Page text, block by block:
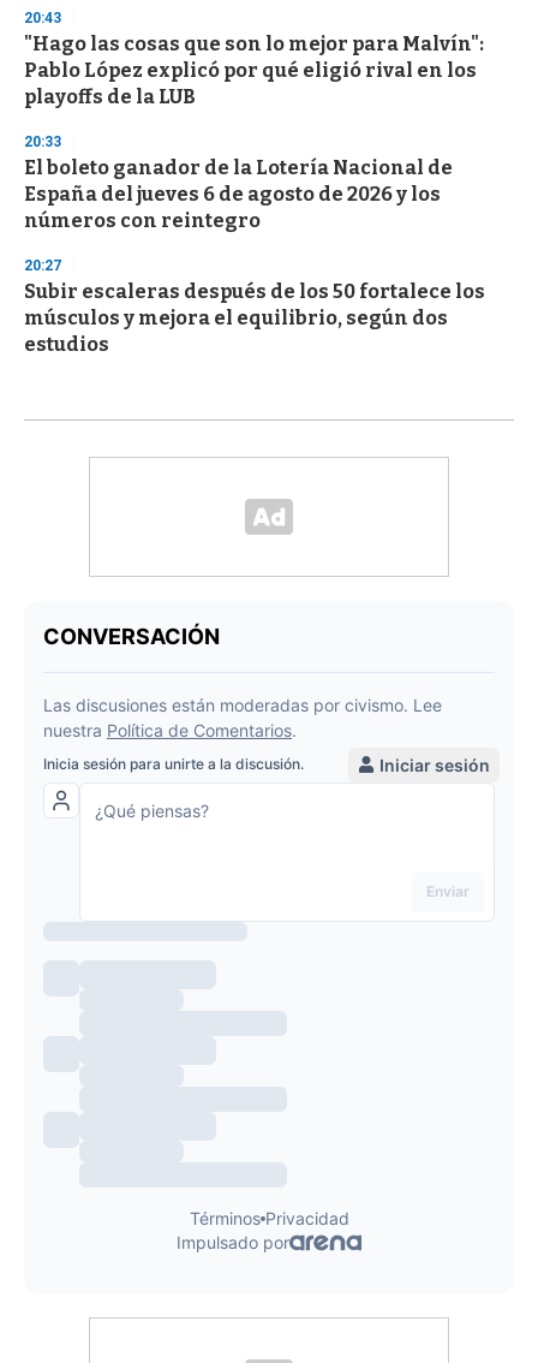
20:43
"Hago las cosas que son lo mejor para Malvín":
Pablo López explicó por qué eligió rival en los
playoffs de la LUB
20:33
El boleto ganador de la Lotería Nacional de
España del jueves 6 de agosto de 2026 y los
números con reintegro
20:27
Subir escaleras después de los 50 fortalece los
músculos y mejora el equilibrio, según dos
estudios